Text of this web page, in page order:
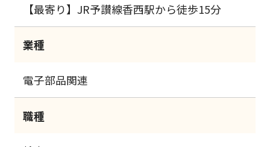
【最寄り】JR予讃線香西駅から徒歩15分
業種
電子部品関連
職種